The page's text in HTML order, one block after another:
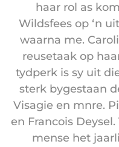
haar rol as
Wildsfees op ‘n
waarna me.
reusetaak op
tydperk is sy uit
sterk bygestaan
Visagie en mnre.
en Francois
mense het